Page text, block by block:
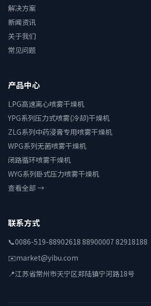
解决方案
新闻资讯
关于我们
常见问题
产品中心
LPG高速离心喷雾干燥机
YPG系列压力式喷雾(冷却)干燥机
ZLG系列中药浸膏专用喷雾干燥机
WPG系列无菌喷雾干燥机
闭路循环喷雾干燥机
WYG系列卧式压力喷雾干燥机
查看全部 →
联系方式
📞0086-519-88902618 88900007 82918188
✉️market@yibu.com
📍江苏省常州市天宁区郑陆镇宁河路18号